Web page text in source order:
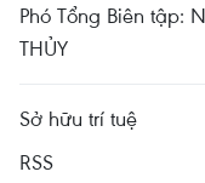
Phó Tổng Biên tập:
THỦY
Sở hữu trí tuệ
RSS